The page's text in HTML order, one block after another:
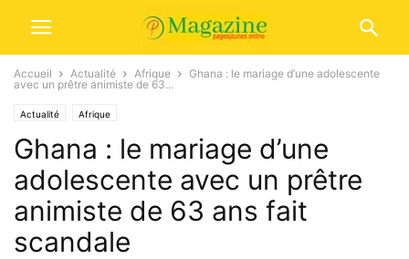
Accueil Actualité Afrique
Ghana : le mariage d’une adolescente
avec un prêtre animiste de 63...
Actualité Afrique
Ghana : le mariage d’une
adolescente avec un prêtre
animiste de 63 ans fait
scandale